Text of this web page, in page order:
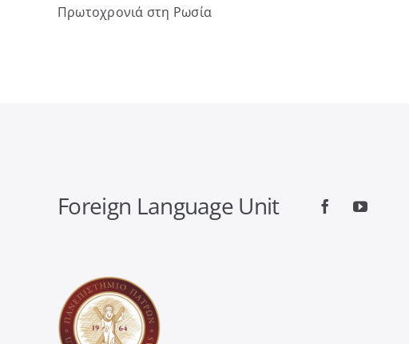
Πρωτοχρονιά στη Ρωσία
Foreign Language Unit